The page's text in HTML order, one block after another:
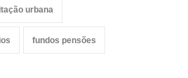
urbana
fundos pensões